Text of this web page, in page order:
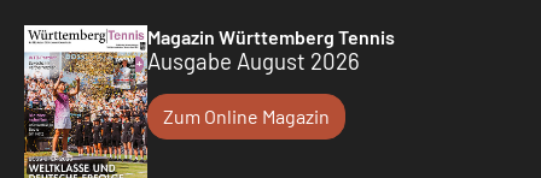
Magazin Württemberg Tennis
Ausgabe August 2026
Zum Online Magazin